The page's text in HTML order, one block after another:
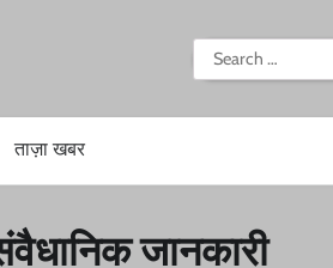
Search
for:
ताज़ा खबर
जानकारी